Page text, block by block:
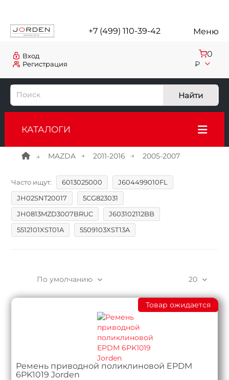
+7 (499) 110-39-42 Меню
Регистрация
Вход 0
₽
Найти
КАТАЛОГИ
MAZDA 2011-2016 2005-2007
Часто ищут: 6013025000
J604499010FL
JH02SNT20017
5CG823031
JH0813MZD3007BRUC
J603102112BB
5512101XST01A
5509103XST13A
20
По умолчанию
Ремень приводной поликлиновой EPDM
6PK1019 Jorden
Товар ожидается